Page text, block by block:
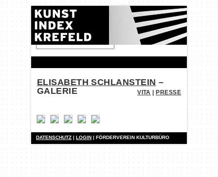
FINDEN:
ELISABETH SCHLANSTEIN –
GALERIE
VITA PRESSE
DATENSCHUTZ | LOGIN | FÖRDERVEREIN KULTURBÜRO